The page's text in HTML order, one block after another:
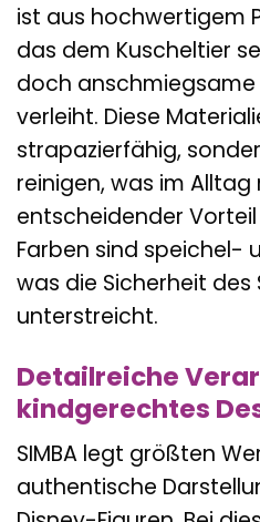
ist aus hochwertigem
das dem Kuscheltier
doch
verleiht. Diese
strapazierfähig,
reinigen, was im Alltag
entscheidender
Farben sind speichel-
was die Sicherheit des
unterstreicht.
Detailreiche
kindgerechtes
SIMBA legt größten
authentische